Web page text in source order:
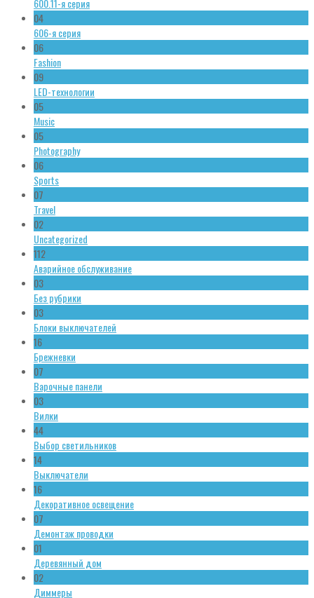
600.11-я серия
04
606-я серия
06
Fashion
09
LED-технологии
05
Music
05
Photography
06
Sports
07
Travel
02
Uncategorized
112
Аварийное обслуживание
03
Без рубрики
03
Блоки выключателей
16
Брежневки
07
Варочные панели
03
Вилки
44
Выбор светильников
14
Выключатели
16
Декоративное освещение
07
Демонтаж проводки
01
Деревянный дом
02
Диммеры